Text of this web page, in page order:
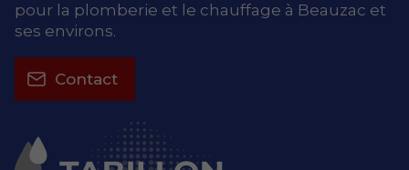
pour la plomberie et le chauffage à Beauzac et
ses environs.
Contact